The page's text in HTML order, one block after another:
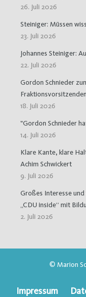
26. Juli 2026
Steiniger: Müssen
23. Juli 2026
Johannes Steiniger:
22. Juli 2026
Gordon Schnieder
18. Juli 2026
"Gordon Schnieder
14. Juli 2026
Klare Kante, klare
Achim Schwickert
9. Juli 2026
Großes Interesse
„CDU inside“ mit
2. Juli 2026
© Marion
Impressum